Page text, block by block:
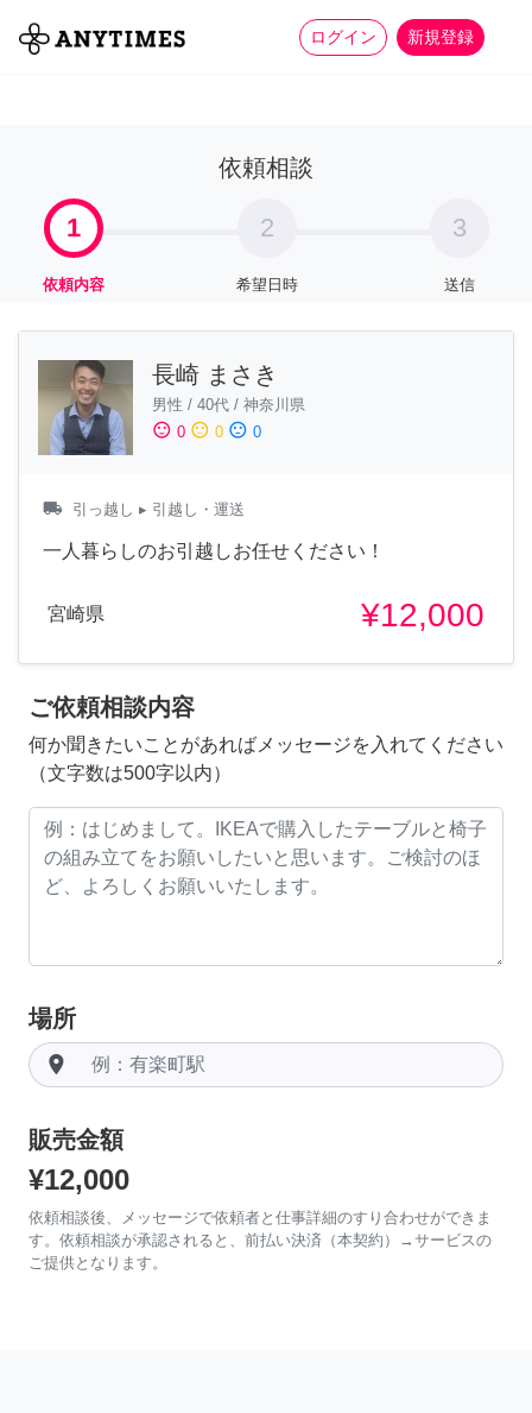
ログイン 新規登録
全て 家事 more_horiz
依頼相談
1
依頼内容
2
希望日時
3
送信
長崎 まさき
男性 / 40代 / 神奈川県
sentiment_satisfied 0 sentiment_neutral 0 sentiment_dissatisfied 0
local_shipping 引っ越し ▸ 引越し・運送
一人暮らしのお引越しお任せください！
宮崎県 ¥12,000
ご依頼相談内容
何か聞きたいことがあればメッセージを入れてください
（文字数は500字以内）
場所
room
販売金額
¥12,000
依頼相談後、メッセージで依頼者と仕事詳細のすり合わせができま
す。依頼相談が承認されると、前払い決済（本契約）→サービスの
ご提供となります。